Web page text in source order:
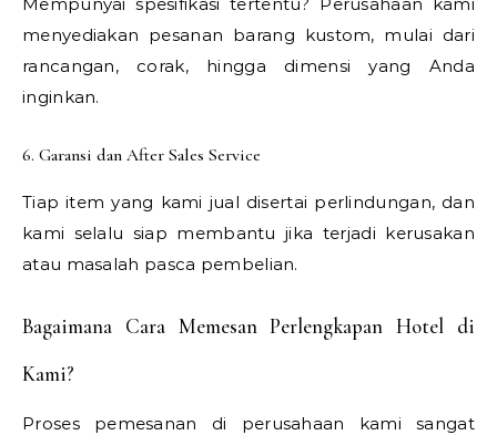
menyediakan pesanan barang kustom, mulai dari
rancangan, corak, hingga dimensi yang Anda
inginkan.
6. Garansi dan After Sales Service
Tiap item yang kami jual disertai perlindungan, dan
kami selalu siap membantu jika terjadi kerusakan
atau masalah pasca pembelian.
Bagaimana Cara Memesan Perlengkapan Hotel di
Kami?
Proses pemesanan di perusahaan kami sangat